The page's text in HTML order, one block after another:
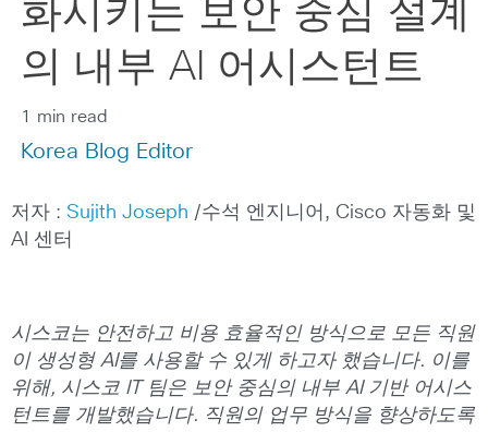
화시키는 보안 중심 설계
의 내부 AI 어시스턴트
1 min read
Korea Blog Editor
저자 : Sujith Joseph /수석 엔지니어, Cisco 자동화 및
AI 센터
시스코는 안전하고 비용 효율적인 방식으로 모든 직원
이 생성형 AI를 사용할 수 있게 하고자 했습니다. 이를
위해, 시스코 IT 팀은 보안 중심의 내부 AI 기반 어시스
턴트를 개발했습니다. 직원의 업무 방식을 향상하도록